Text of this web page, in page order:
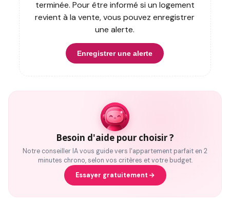
terminée. Pour être informé si un logement
revient à la vente, vous pouvez enregistrer
une alerte.
Enregistrer une alerte
Besoin d'aide pour choisir ?
Notre conseiller IA vous guide vers l'appartement parfait en 2
minutes chrono, selon vos critères et votre budget.
Essayer gratuitement